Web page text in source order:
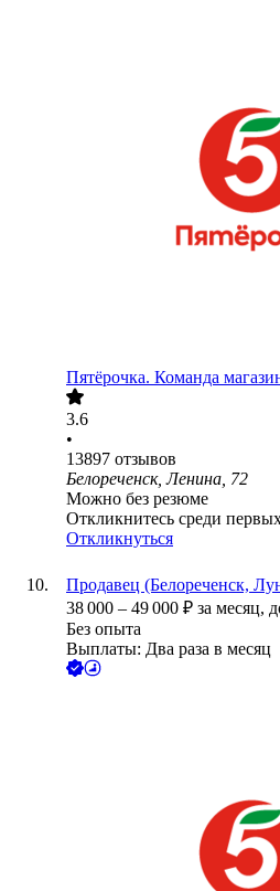
Пятёрочка. Команда
3.6
•
13897 отзывов
Белореченск, Ленина, 72
Можно без резюме
Откликнитесь среди
Откликнуться
Продавец (Белореченск,
38 000 – 49 000 ₽ за месяц,
Без опыта
Выплаты: Два раза в месяц